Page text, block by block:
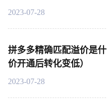
2023-07-28
拼多多精确匹配溢价是
价开通后转化变低）
2023-07-28